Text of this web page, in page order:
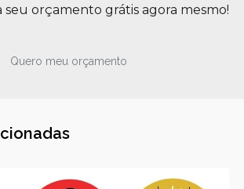
seu orçamento grátis agora mesmo!
Quero meu orçamento